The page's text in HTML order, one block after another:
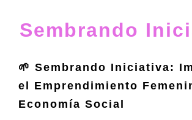
Sembrando
🌱 Sembrando Iniciativa:
el Emprendimiento
Economía Social